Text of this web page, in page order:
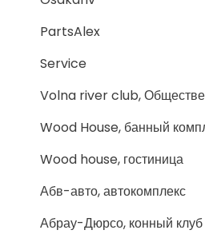
PartsAlex
Service
Volna river club,
Wood House, банный
Wood house, гостиница
Абв-авто, автокомплекс
Абрау-Дюрсо, конный клуб